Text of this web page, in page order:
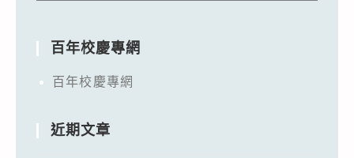
百年校慶專網
百年校慶專網
近期文章